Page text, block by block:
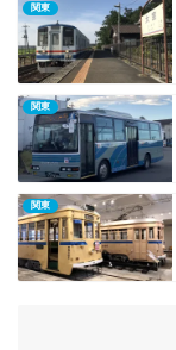
関東
関東
関東